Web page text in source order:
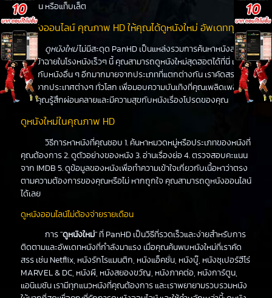
ร์ทโฟน หรือแท็บเล็ต
ดูหนังออนไลน์ คุณภาพ HD ให้คุณได้ดูหนังใหม่ อัพเดททุกวัน
ดูหนังใหม่ไม่มีสะดุด PanHD เป็นแหล่งรวมการค้นหาหนังล่าสุด
ที่จะเข้าฉายในโรงหนังเร็วๆ นี้ คุณสามารถดูหนังใหม่สุดฮอตได้ที่นี่ เช่น
เดียวกับหนังอื่น ๆ อีกมากมายจากประเภทที่แตกต่างกัน เราคัดสรร
หนังจากประเทศต่างๆ ทั่วโลก เพื่อมอบความบันเทิงที่คุณเพลิดเพลิน
ทำให้คุณรู้สึกผ่อนคลายและมีความสุขกับหนังเรื่องโปรดของคุณ
ดูหนังใหม่ในคุณภาพ HD
วิธีการหาหนังที่คุณชอบ 1. ค้นหาหมวดหมู่หรือประเภทของหนังที่
คุณต้องการ 2. ดูตัวอย่างของหนัง 3. อ่านเรื่องย่อ 4. ตรวจสอบคะแนน
จาก IMDB 5. ดูข้อมูลของหนังเพื่อทำความเข้าใจเกี่ยวกับเนื้อหาว่าตรง
ตามความต้องการของคุณหรือไม่ หากถูกใจ คุณสามารถดูหนังออนไลน์
ได้เลย
ดูหนังออนไลน์ไม่ต้องจ่ายรายเดือน
การ "ดูหนังใหม่" ที่ PanHD เป็นวิธีที่รวดเร็วและง่ายสำหรับการ
ติดตามและอัพเดทหนังที่กำลังมาแรง เมื่อคุณค้นพบหนังใหม่ที่เราคัด
สรร เช่น Netflix, หนังรักโรแมนติก, หนังแอ็คชั่น, หนังบู๊, หนังซุเปอร์ฮีโร่
MARVEL & DC, หนังผี, หนังสยองขวัญ, หนังภาคต่อ, หนังการ์ตูน,
แอนิเมชัน เรามีทุกแนวหนังที่คุณต้องการ และเราพยายามรวบรวมหนัง